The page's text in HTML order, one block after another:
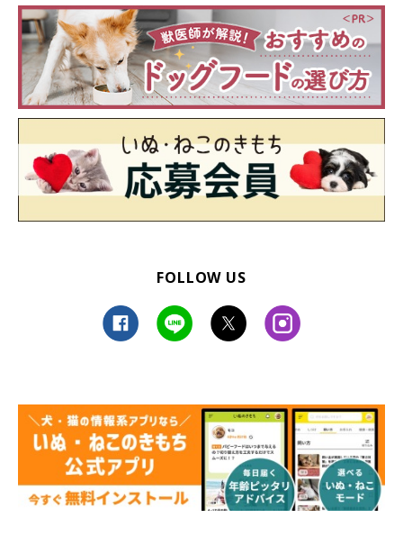
FOLLOW US